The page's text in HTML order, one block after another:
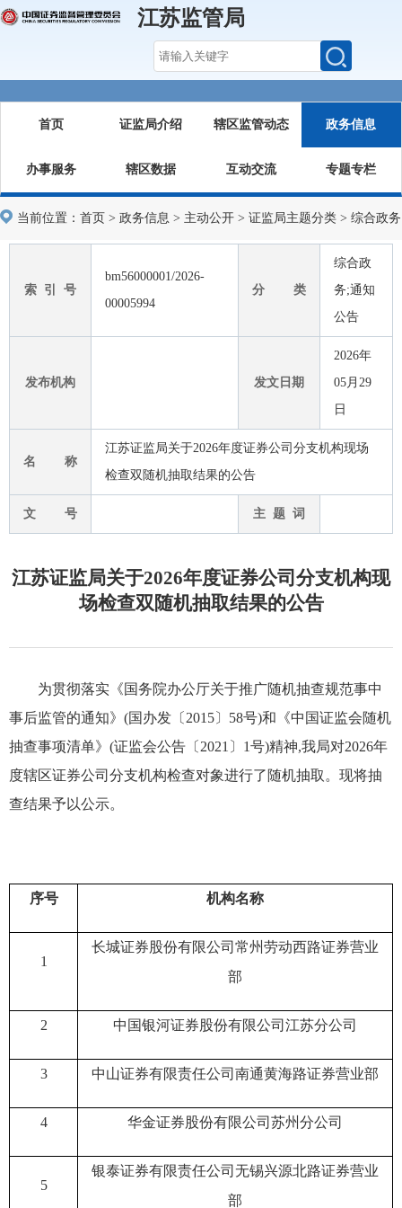
江苏监管局
首页 证监局介绍 辖区监管动态 政务信息
办事服务 辖区数据 互动交流 专题专栏
当前位置： 首页 > 政务信息 > 主动公开 > 证监局主题分类 > 综合政务
索 引 号
bm56000001/2026-
00005994
分 类
综合政
务;通知
公告
发布机构 发文日期
2026年
05月29
日
名 称
江苏证监局关于2026年度证券公司分支机构现场
检查双随机抽取结果的公告
文 号 主 题 词
江苏证监局关于2026年度证券公司分支机构现
场检查双随机抽取结果的公告
为贯彻落实《国务院办公厅关于推广随机抽查规范事中
事后监管的通知》(国办发〔2015〕58号)和《中国证监会随机
抽查事项清单》(证监会公告〔2021〕1号)精神,我局对2026年
度辖区证券公司分支机构检查对象进行了随机抽取。现将抽
查结果予以公示。
序号 机构名称
1
长城证券股份有限公司常州劳动西路证券营业
部
2 中国银河证券股份有限公司江苏分公司
3 中山证券有限责任公司南通黄海路证券营业部
4 华金证券股份有限公司苏州分公司
5
银泰证券有限责任公司无锡兴源北路证券营业
部